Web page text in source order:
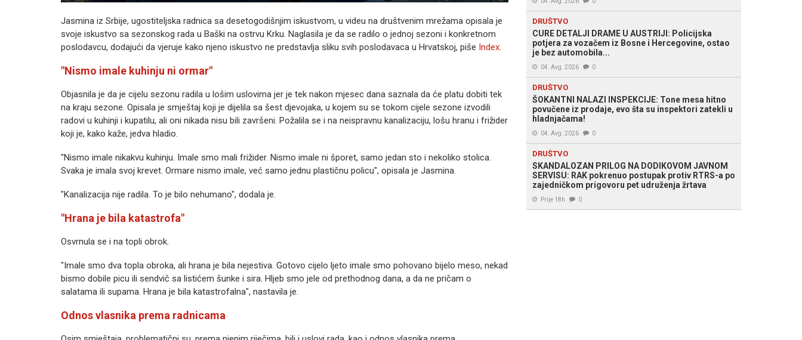
Jasmina iz Srbije, ugostiteljska radnica sa desetogodišnjim iskustvom, u videu na društvenim mrežama opisala je
svoje iskustvo sa sezonskog rada u Baški na ostrvu Krku. Naglasila je da se radilo o jednoj sezoni i konkretnom
poslodavcu, dodajući da vjeruje kako njeno iskustvo ne predstavlja sliku svih poslodavaca u Hrvatskoj, piše Index.
"Nismo imale kuhinju ni ormar"
Objasnila je da je cijelu sezonu radila u lošim uslovima jer je tek nakon mjesec dana saznala da će platu dobiti tek
na kraju sezone. Opisala je smještaj koji je dijelila sa šest djevojaka, u kojem su se tokom cijele sezone izvodili
radovi u kuhinji i kupatilu, ali oni nikada nisu bili završeni. Požalila se i na neispravnu kanalizaciju, lošu hranu i frižider
koji je, kako kaže, jedva hladio.
"Nismo imale nikakvu kuhinju. Imale smo mali frižider. Nismo imale ni šporet, samo jedan sto i nekoliko stolica.
Svaka je imala svoj krevet. Ormare nismo imale, već samo jednu plastičnu policu", opisala je Jasmina.
"Kanalizacija nije radila. To je bilo nehumano", dodala je.
"Hrana je bila katastrofa"
Osvrnula se i na topli obrok.
"Imale smo dva topla obroka, ali hrana je bila nejestiva. Gotovo cijelo ljeto imale smo pohovano bijelo meso, nekad
bismo dobile picu ili sendvič sa listićem šunke i sira. Hljeb smo jele od prethodnog dana, a da ne pričam o
salatama ili supama. Hrana je bila katastrofalna", nastavila je.
Odnos vlasnika prema radnicama
DRUŠTVO
CURE DETALJI DRAME U AUSTRIJI: Policijska
potjera za vozačem iz Bosne i Hercegovine, ostao
je bez automobila...
04. Avg. 2026 0
DRUŠTVO
ŠOKANTNI NALAZI INSPEKCIJE: Tone mesa hitno
povučene iz prodaje, evo šta su inspektori zatekli u
hladnjačama!
04. Avg. 2026 0
DRUŠTVO
SKANDALOZAN PRILOG NA DODIKOVOM JAVNOM
SERVISU: RAK pokrenuo postupak protiv RTRS-a po
zajedničkom prigovoru pet udruženja žrtava
Prije 18h 0